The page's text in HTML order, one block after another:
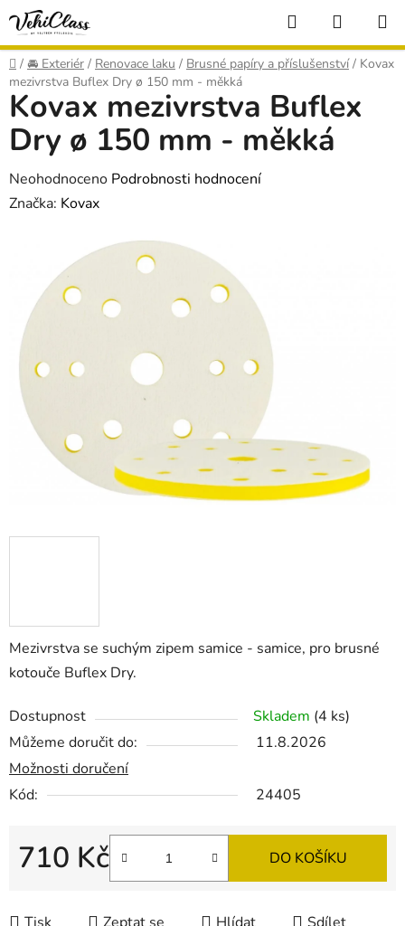
Přejít
obsah
Hledat
KOŠÍK
Domů
/ 🚘 Exteriér / Renovace laku / Brusné papíry a příslušenství / Kovax
mezivrstva Buflex Dry ø 150 mm - měkká
Mezivrstva se suchým zipem samice - samice, pro brusné
kotouče Buflex Dry.
Dostupnost Skladem (4 ks)
Můžeme doručit do:
11.8.2026
Možnosti doručení
Kód:
24405
710 Kč DO KOŠÍKU
Kovax mezivrstva Buflex
Dry ø 150 mm - měkká
Průměrné
hodnocení
hvězdiček.
Neohodnoceno Podrobnosti hodnocení
Značka: Kovax